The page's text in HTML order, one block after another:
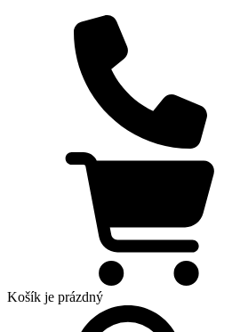
Košík je prázdný